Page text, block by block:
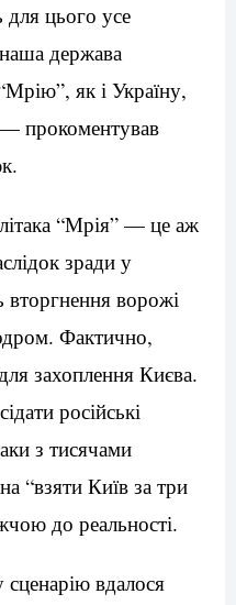
цього усе
держава
як і Україну,
прокоментував
“Мрія” — це аж
зради у
ворожі
Фактично,
захоплення Києва.
російські
з тисячами
“взяти Київ за три
до реальності.
вдалося